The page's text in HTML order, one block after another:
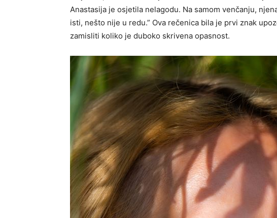
Anastasija je osjetila nelagodu. Na samom venčanju,
isti, nešto nije u redu.” Ova rečenica bila je prvi znak
zamisliti koliko je duboko skrivena opasnost.